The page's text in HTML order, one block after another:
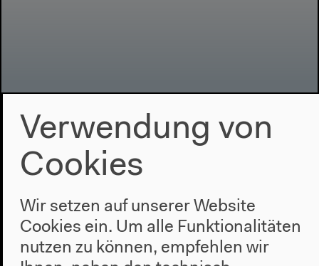
Verwendung von
Cookies
Wir setzen auf unserer Website
Cookies ein. Um alle Funktionalitäten
nutzen zu können, empfehlen wir